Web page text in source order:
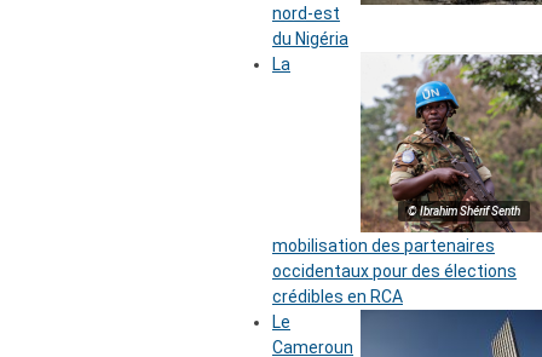
nord-est
du Nigéria
© Ibrahim Shérif Senth
La
mobilisation des partenaires
occidentaux pour des élections
crédibles en RCA
Le
Cameroun